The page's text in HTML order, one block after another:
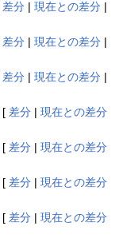
差分 | 現在との差分 |
差分 | 現在との差分 |
差分 | 現在との差分 |
[ 差分 | 現在との差分
[ 差分 | 現在との差分
[ 差分 | 現在との差分
[ 差分 | 現在との差分